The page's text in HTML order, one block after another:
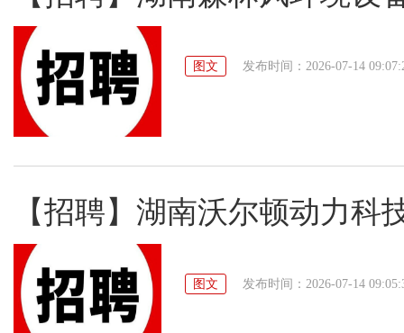
图文 发布时间：2026-07-14
【招聘】湖南沃尔顿动力科
图文 发布时间：2026-07-14